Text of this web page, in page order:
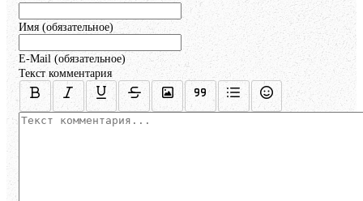
Имя (обязательное)
E-Mail (обязательное)
Текст комментария